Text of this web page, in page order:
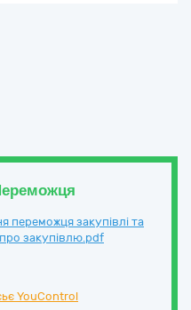
переможця закупівлі та
закупівлю.pdf
YouControl